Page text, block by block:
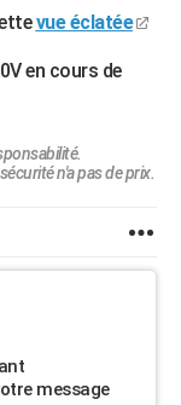
vue éclatée
en cours de
n'a pas de prix.
message